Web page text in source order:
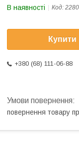
В наявності Код:
Купити
+380 (68) 111-06-88
повернення товару